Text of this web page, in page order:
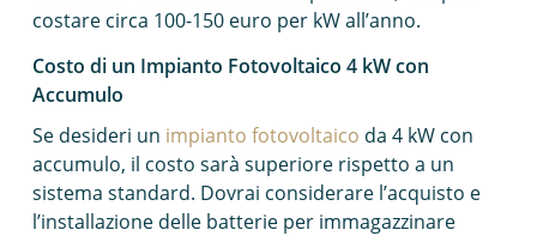
costare circa 100-150 euro per kW all’anno.
Costo di un Impianto Fotovoltaico 4 kW con
Accumulo
Se desideri un impianto fotovoltaico da 4 kW con
accumulo, il costo sarà superiore rispetto a un
sistema standard. Dovrai considerare l’acquisto e
l’installazione delle batterie per immagazzinare